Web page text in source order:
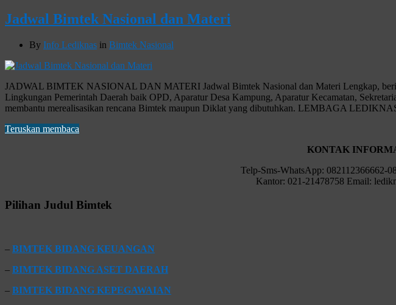
Jadwal Bimtek Nasional dan Materi
By Info Lediknas in Bimtek Nasional
JADWAL BIMTEK NASIONAL DAN MATERI Jadwal Bimtek Nasional dan Materi Lengkap,
Lingkungan Pemerintah Daerah baik OPD, Aparatur Desa Kampung, Aparatur Kecamatan,
membantu merealisasikan rencana Bimtek maupun Diklat yang dibutuhkan. LEMBAGA
Teruskan membaca
KONTAK
Telp-Sms-WhatsApp: 082112366662-
Kantor: 021-21478758 Email:
Pilihan Judul Bimtek
– BIMTEK BIDANG KEUANGAN
– BIMTEK BIDANG ASET DAERAH
– BIMTEK BIDANG KEPEGAWAIAN